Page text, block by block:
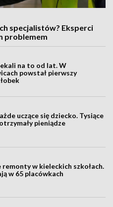
specjalistów? Eksperci
problemem
na to od lat. W
powstał pierwszy
uczące się dziecko. Tysiące
pieniądze
remonty w kieleckich szkołach.
w 65 placówkach